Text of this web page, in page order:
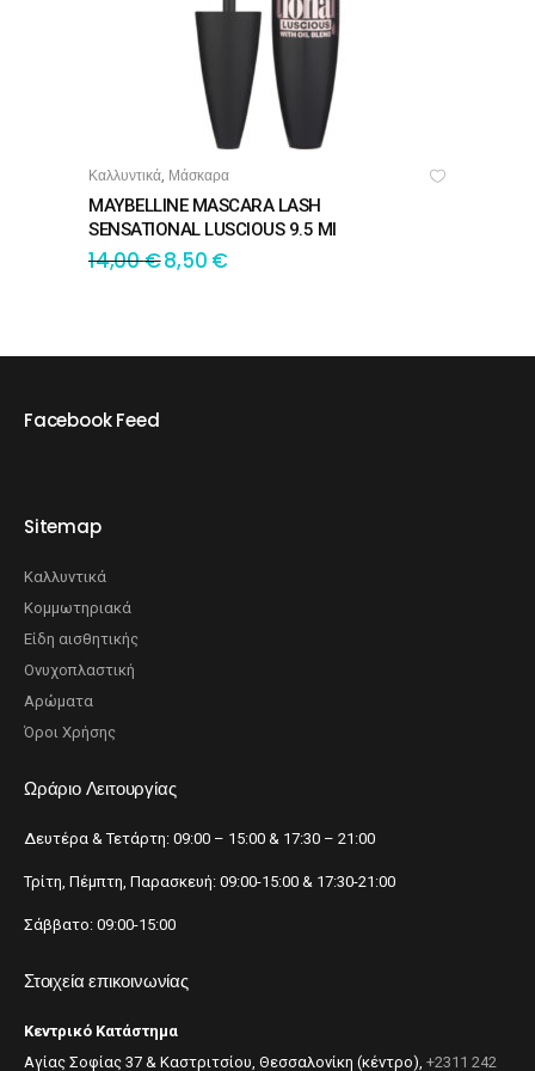
ΔΙΑΒΆΣΤΕ ΠΕΡΙΣΣΌΤΕΡΑ
Καλλυντικά, Μάσκαρα
MAYBELLINE MASCARA LASH
SENSATIONAL LUSCIOUS 9.5 Ml
14,00€8,50 €
Facebook Feed
Sitemap
Καλλυντικά
Κομμωτηριακά
Είδη αισθητικής
Ονυχοπλαστική
Αρώματα
Όροι Χρήσης
Ωράριο Λειτουργίας
Δευτέρα & Τετάρτη: 09:00 – 15:00 & 17:30 – 21:00
Τρίτη, Πέμπτη, Παρασκευή: 09:00-15:00 & 17:30-21:00
Σάββατο: 09:00-15:00
Στοιχεία επικοινωνίας
Κεντρικό Κατάστημα
Αγίας Σοφίας 37 & Καστριτσίου, Θεσσαλονίκη (κέντρο), +2311 242